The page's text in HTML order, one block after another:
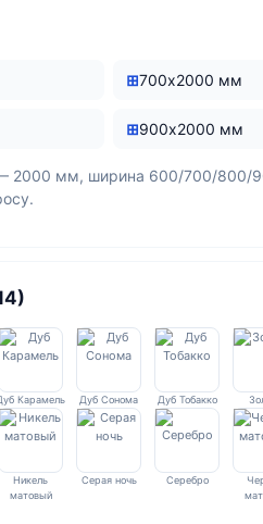
700х2000 мм
900х2000 мм
— 2000 мм, ширина 600/700/800/
Карамель Дуб Сонома Дуб Тобакко
Никель
матовый
Серая ночь Серебро